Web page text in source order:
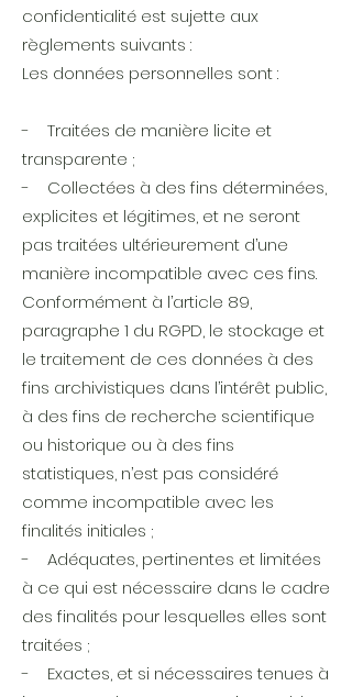
confidentialité est sujette aux
règlements suivants :
Les données personnelles sont :
- Traitées de manière licite et
transparente ;
- Collectées à des fins déterminées,
explicites et légitimes, et ne seront
pas traitées ultérieurement d’une
manière incompatible avec ces fins.
Conformément à l’article 89,
paragraphe 1 du RGPD, le stockage et
le traitement de ces données à des
fins archivistiques dans l’intérêt public,
à des fins de recherche scientifique
ou historique ou à des fins
statistiques, n’est pas considéré
comme incompatible avec les
finalités initiales ;
- Adéquates, pertinentes et limitées
à ce qui est nécessaire dans le cadre
des finalités pour lesquelles elles sont
traitées ;
- Exactes, et si nécessaires tenues à